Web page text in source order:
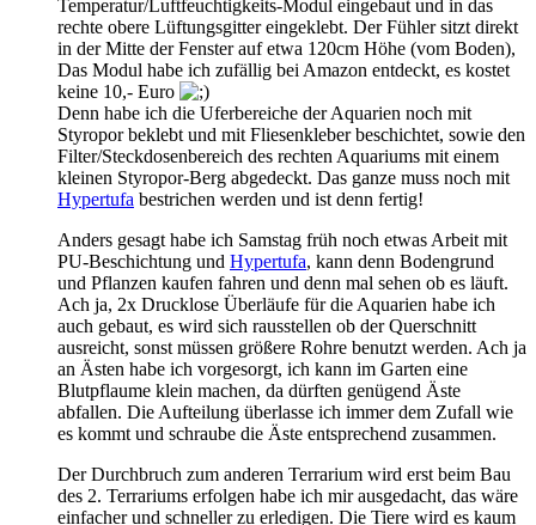
Temperatur/Luftfeuchtigkeits-Modul eingebaut und in das
rechte obere Lüftungsgitter eingeklebt. Der Fühler sitzt direkt
in der Mitte der Fenster auf etwa 120cm Höhe (vom Boden),
Das Modul habe ich zufällig bei Amazon entdeckt, es kostet
keine 10,- Euro
Denn habe ich die Uferbereiche der Aquarien noch mit
Styropor beklebt und mit Fliesenkleber beschichtet, sowie den
Filter/Steckdosenbereich des rechten Aquariums mit einem
kleinen Styropor-Berg abgedeckt. Das ganze muss noch mit
Hypertufa bestrichen werden und ist denn fertig!
Anders gesagt habe ich Samstag früh noch etwas Arbeit mit
PU-Beschichtung und Hypertufa, kann denn Bodengrund
und Pflanzen kaufen fahren und denn mal sehen ob es läuft.
Ach ja, 2x Drucklose Überläufe für die Aquarien habe ich
auch gebaut, es wird sich rausstellen ob der Querschnitt
ausreicht, sonst müssen größere Rohre benutzt werden. Ach ja
an Ästen habe ich vorgesorgt, ich kann im Garten eine
Blutpflaume klein machen, da dürften genügend Äste
abfallen. Die Aufteilung überlasse ich immer dem Zufall wie
es kommt und schraube die Äste entsprechend zusammen.
Der Durchbruch zum anderen Terrarium wird erst beim Bau
des 2. Terrariums erfolgen habe ich mir ausgedacht, das wäre
einfacher und schneller zu erledigen. Die Tiere wird es kaum